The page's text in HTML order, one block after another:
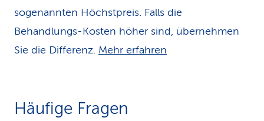
sogenannten Höchstpreis. Falls die
Behandlungs-Kosten höher sind, übernehmen
Sie die Differenz. Mehr erfahren
Häufige Fragen